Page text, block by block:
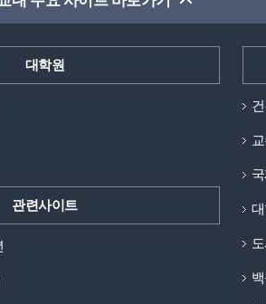
대학원
관련사이트